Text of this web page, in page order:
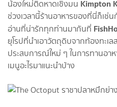
น้องใหม่ติดหาดเชิงมน Kimpton
ช่วงเวลานี้ร้านอาหารของที่นี่ก็เ
อ่านที่น่ารักทุกท่านมากันที่
ยุโรปที่นำเอาวัตถุดิบจากท้องทะเ
ประสบการณ์ใหม่ ๆ ในการทานอา
เมนูอะไรมาแนะนำบ้าง